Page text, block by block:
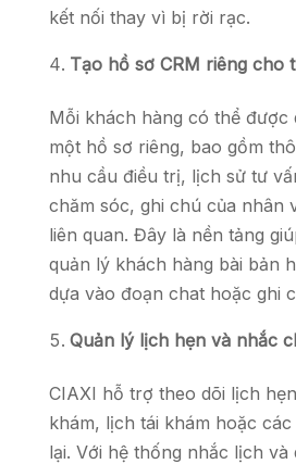
kết nối thay vì bị rời rạc.
Tạo hồ sơ CRM riêng cho
Mỗi khách hàng có thể được
một hồ sơ riêng, bao gồm
nhu cầu điều trị, lịch sử tư
chăm sóc, ghi chú của nhân
liên quan. Đây là nền tảng
quản lý khách hàng bài bản
dựa vào đoạn chat hoặc ghi
Quản lý lịch hẹn và nhắc
CIAXI hỗ trợ theo dõi lịch
khám, lịch tái khám hoặc
lại. Với hệ thống nhắc lịch và